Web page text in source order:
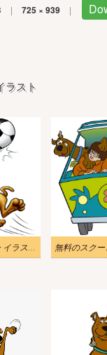
| 725 × 939 |
ラスト
スクービー・ドゥー イラスト PNG